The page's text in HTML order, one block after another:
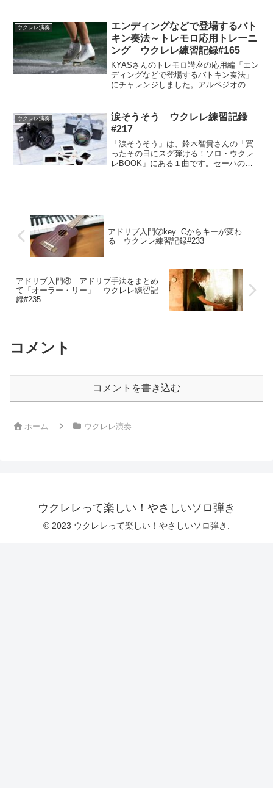
ウクレレ演奏
エンディングなどで登場するバト
キン奏法～トレモロ応用トレーニ
ング ウクレレ練習記録#165
KYASさんのトレモロ講座の応用編「エン
ディングなどで登場するバトキン奏法」
にチャレンジしました。アルペジオのト
ウクレレ演奏
涙そうそう ウクレレ練習記録
#217
「涙そうそう」は、鈴木智貴さんの「買
ったその日にスグ弾ける！ソロ・ウクレ
レBOOK」にある１曲です。セーハの練
アドリブ入門⑦key=Cからキーが変わ
る ウクレレ練習記録#233
アドリブ入門⑧ アドリブ手法をまとめ
て「オーラー・リー」 ウクレレ練習記
録#235
コメント
コメントを書き込む
ホーム ウクレレ演奏
ウクレレって楽しい！やさしいソロ弾き
© 2023 ウクレレって楽しい！やさしいソロ弾き.